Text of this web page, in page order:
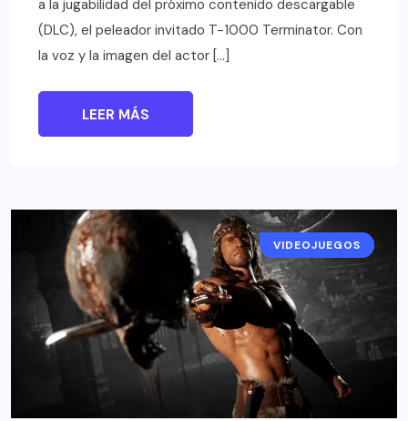
a la jugabilidad del próximo contenido descargable
(DLC), el peleador invitado T-1000 Terminator. Con
la voz y la imagen del actor […]
LEER MÁS
NOTICIAS
VIDEOJUEGOS